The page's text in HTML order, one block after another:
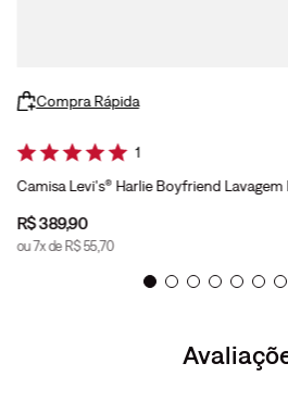
Compra Rápida
1
Camisa Levi's® Harlie Boyfriend
R$389,90
ou7x de R$ 55,70